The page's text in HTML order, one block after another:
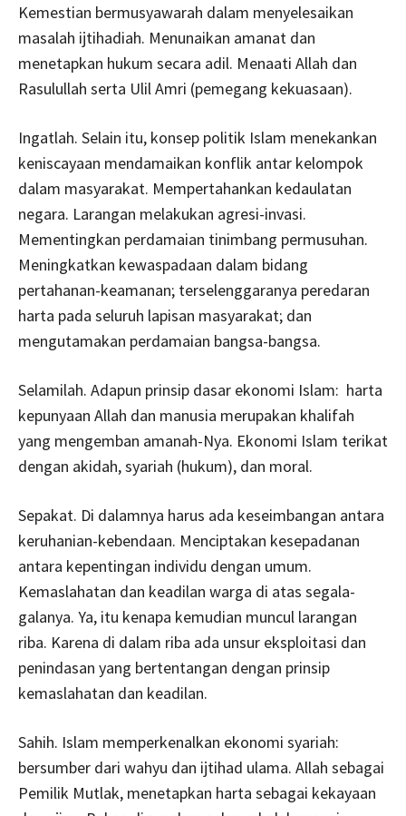
Kemestian bermusyawarah dalam menyelesaikan
masalah ijtihadiah. Menunaikan amanat dan
menetapkan hukum secara adil. Menaati Allah dan
Rasulullah serta Ulil Amri (pemegang kekuasaan).
Ingatlah. Selain itu, konsep politik Islam menekankan
keniscayaan mendamaikan konflik antar kelompok
dalam masyarakat. Mempertahankan kedaulatan
negara. Larangan melakukan agresi-invasi.
Mementingkan perdamaian tinimbang permusuhan.
Meningkatkan kewaspadaan dalam bidang
pertahanan-keamanan; terselenggaranya peredaran
harta pada seluruh lapisan masyarakat; dan
mengutamakan perdamaian bangsa-bangsa.
Selamilah. Adapun prinsip dasar ekonomi Islam: harta
kepunyaan Allah dan manusia merupakan khalifah
yang mengemban amanah-Nya. Ekonomi Islam terikat
dengan akidah, syariah (hukum), dan moral.
Sepakat. Di dalamnya harus ada keseimbangan antara
keruhanian-kebendaan. Menciptakan kesepadanan
antara kepentingan individu dengan umum.
Kemaslahatan dan keadilan warga di atas segala-
galanya. Ya, itu kenapa kemudian muncul larangan
riba. Karena di dalam riba ada unsur eksploitasi dan
penindasan yang bertentangan dengan prinsip
kemaslahatan dan keadilan.
Sahih. Islam memperkenalkan ekonomi syariah:
bersumber dari wahyu dan ijtihad ulama. Allah sebagai
Pemilik Mutlak, menetapkan harta sebagai kekayaan